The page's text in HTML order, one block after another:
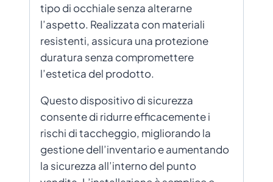
tipo di occhiale senza alterarne
l’aspetto. Realizzata con materiali
resistenti, assicura una protezione
duratura senza compromettere
l’estetica del prodotto.
Questo dispositivo di sicurezza
consente di ridurre efficacemente i
rischi di taccheggio, migliorando la
gestione dell’inventario e aumentando
la sicurezza all’interno del punto